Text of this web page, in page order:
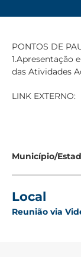
PONTOS DE
1.Apresentação
das Atividades
LINK EXTERNO:
Município/
Local
Reunião via